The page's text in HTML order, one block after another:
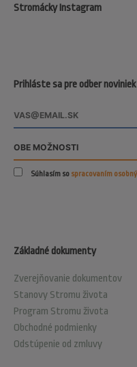
Základné dokumenty
Zverejňovanie dokumentov
Stanovy Stromu života
Program Stromu života
Obchodné podmienky
Odstúpenie od zmluvy
Prihláste sa pre odber
Súhlasím so spracovaním
Stromácky Instagram